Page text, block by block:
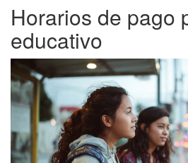
Horarios de pago
educativo